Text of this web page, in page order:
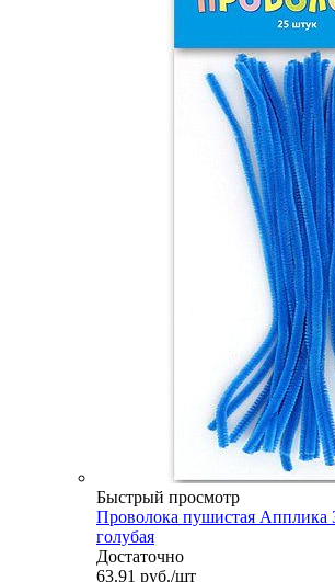
Быстрый просмотр
Проволока пушистая Апплика
голубая
Достаточно
63.91 руб./шт